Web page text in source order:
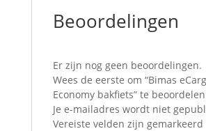
Beoordelingen
Er zijn nog geen beoordelingen.
Wees de eerste om “Bimas
Economy bakfiets” te beoordelen
Je e-mailadres wordt niet
Vereiste velden zijn